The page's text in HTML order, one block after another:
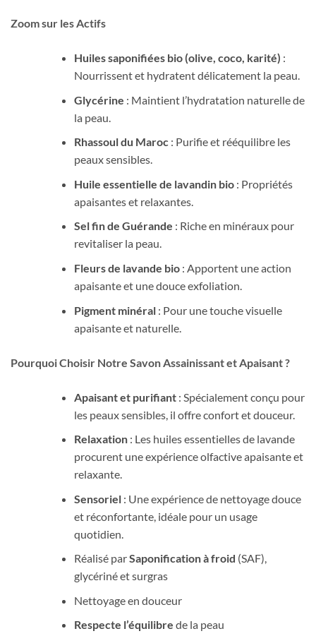
Zoom sur les Actifs
Huiles saponifiées bio (olive, coco, karité) :
Nourrissent et hydratent délicatement la peau.
Glycérine : Maintient l’hydratation naturelle de
la peau.
Rhassoul du Maroc: Purifie et rééquilibre les
peaux sensibles.
Huile essentielle de lavandin bio: Propriétés
apaisantes et relaxantes.
Sel fin de Guérande : Riche en minéraux pour
revitaliser la peau.
Fleurs de lavande bio: Apportent une action
apaisante et une douce exfoliation.
Pigment minéral: Pour une touche visuelle
apaisante et naturelle.
Pourquoi Choisir Notre Savon Assainissant et Apaisant ?
Apaisant et purifiant: Spécialement conçu pour
les peaux sensibles, il offre confort et douceur.
Relaxation: Les huiles essentielles de lavande
procurent une expérience olfactive apaisante et
relaxante.
Sensoriel: Une expérience de nettoyage douce
et réconfortante, idéale pour un usage
quotidien.
Réalisé parSaponification à froid (SAF),
glycériné et surgras
Nettoyage en douceur
Respecte l’équilibre de la peau